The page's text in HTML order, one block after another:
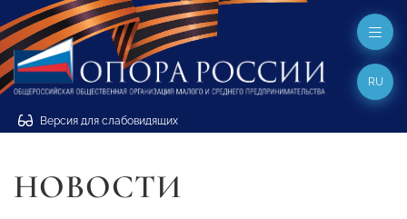
Версия для слабовидящих
RU
НОВОСТИ